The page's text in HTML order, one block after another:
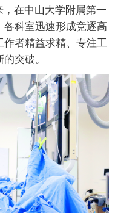
在中山大学附属第一
各科室迅速形成竞逐高
作者精益求精、专注工
突破。